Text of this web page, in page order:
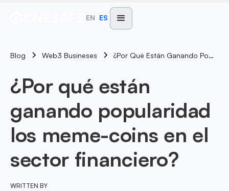
EN ES
Blog Web3 Busineses ¿Por Qué Están Ganando Popularidad Los Meme-Coins En El Sector Financiero?
¿Por qué están
ganando popularidad
los meme-coins en el
sector financiero?
WRITTEN BY